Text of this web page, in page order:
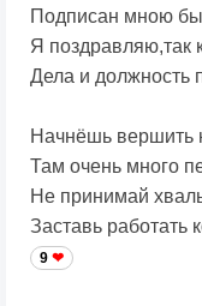
Подписан мною
Я поздравляю,так
Дела и должность
Начнёшь вершить
Там очень много
Не принимай
Заставь работать
9